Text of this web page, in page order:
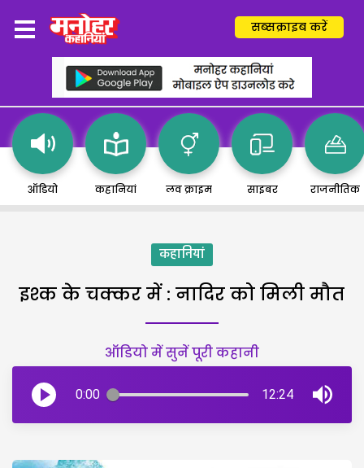
सब्सक्राइब करें
ऑडियो कहानियां लव क्राइम साइबर राजनीतिक
कहानियां
इश्क के चक्कर में : नादिर को मिली मौत
ऑडियो में सुनें पूरी कहानी
0:00 12:24